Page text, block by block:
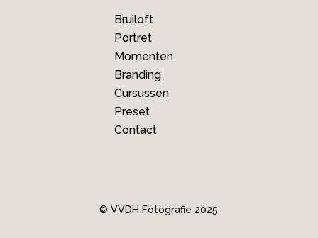
Bruiloft
Portret
Momenten
Branding
Cursussen
Preset
Contact
© VVDH Fotografie 2025